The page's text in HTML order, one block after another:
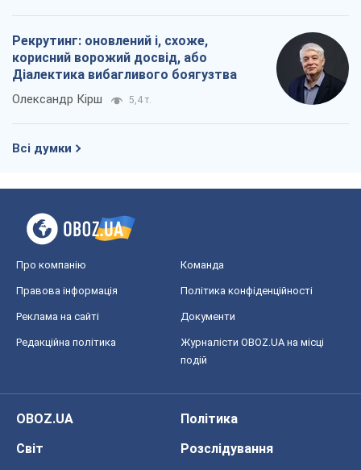
Рекрутинг: оновлений і, схоже,
корисний ворожий досвід, або
Діалектика вибагливого боягузтва
Олександр Кірш 5,4 т.
Всі думки
Про компанію Команда
Правова інформація Політика конфіденційності
Реклама на сайті Документи
Редакційна політика
Журналісти OBOZ.UA на місці
подій
OBOZ.UA
Політика
Світ
Розслідування